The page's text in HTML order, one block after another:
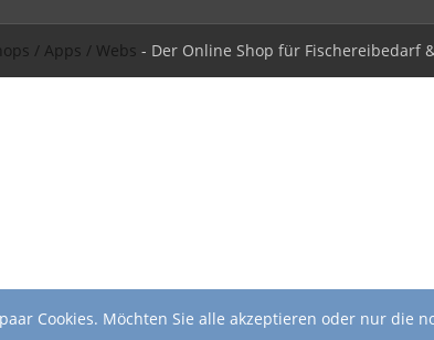
/ Apps / Webs - Der Online Shop für Fischereibedarf
Cookies. Möchten Sie alle akzeptieren oder nur die